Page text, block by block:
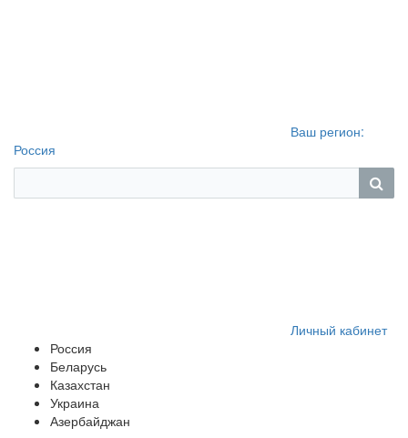
Ваш регион:
Россия
Личный кабинет
Россия
Беларусь
Казахстан
Украина
Азербайджан